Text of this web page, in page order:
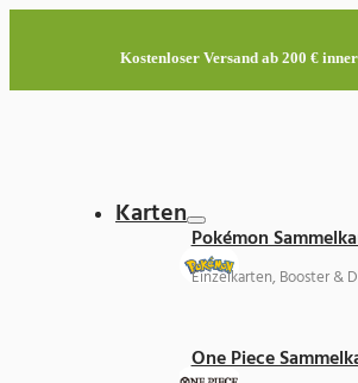
Kostenloser Versand ab 200 €
Karten
Pokémon
Einzelkarten, Booster &
One Piece